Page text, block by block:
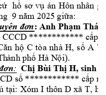
hồ sơ vụ án Hôn nhân
g  9 năm 2025 giữa:
đơn: Anh Phạm Thái
CCCD ************ cấp
hộ C tòa nhà H, số A
ành phố Hà Nội).
: Chị Bùi Thị H, sinh
số ************ cấp
tại: Xóm I thôn D xã T,